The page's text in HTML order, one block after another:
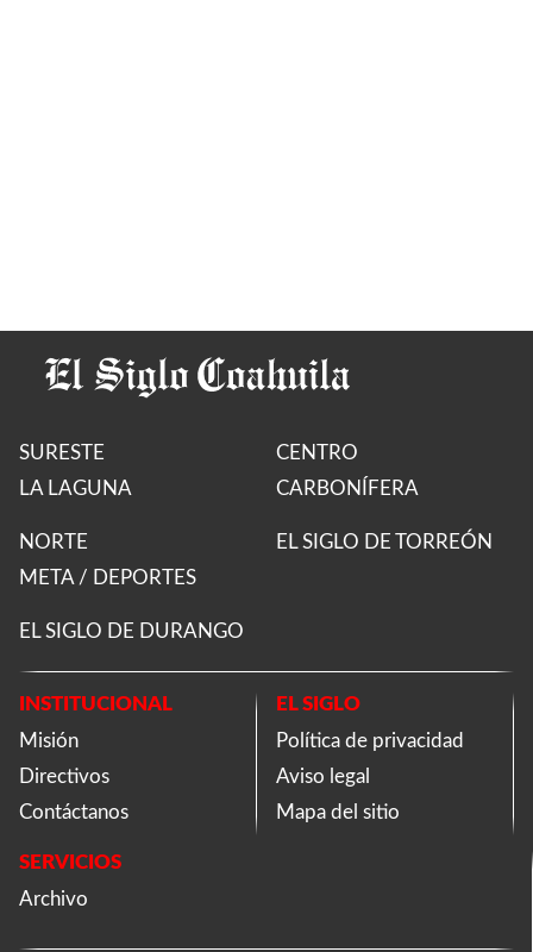
SURESTE
LA LAGUNA
CENTRO
CARBONÍFERA
NORTE
META / DEPORTES
EL SIGLO DE TORREÓN
EL SIGLO DE DURANGO
INSTITUCIONAL
Misión
Directivos
Contáctanos
EL SIGLO
Política de privacidad
Aviso legal
Mapa del sitio
SERVICIOS
Archivo